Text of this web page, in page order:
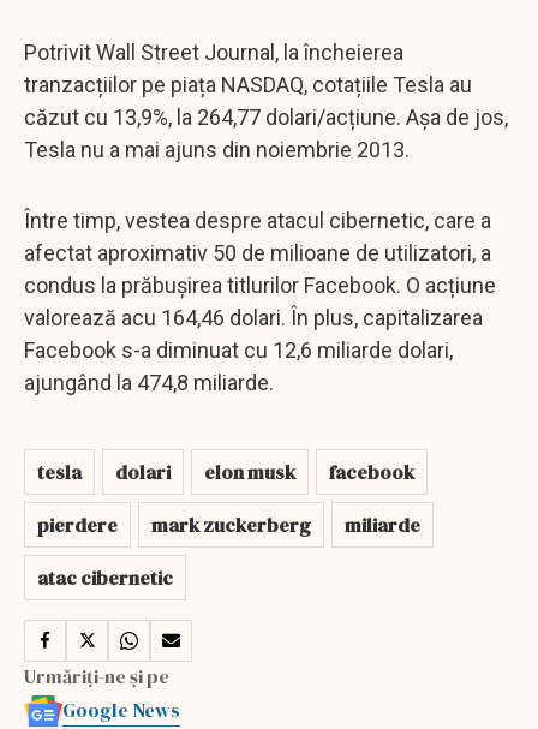
Potrivit Wall Street Journal, la încheierea
tranzacțiilor pe piața NASDAQ, cotațiile Tesla au
căzut cu 13,9%, la 264,77 dolari/acțiune. Așa de jos,
Tesla nu a mai ajuns din noiembrie 2013.
Între timp, vestea despre atacul cibernetic, care a
afectat aproximativ 50 de milioane de utilizatori, a
condus la prăbușirea titlurilor Facebook. O acțiune
valorează acu 164,46 dolari. În plus, capitalizarea
Facebook s-a diminuat cu 12,6 miliarde dolari,
ajungând la 474,8 miliarde.
tesla dolari elon musk
facebook
pierdere
mark zuckerberg
miliarde
atac cibernetic
Urmăriți-ne și pe
Google News